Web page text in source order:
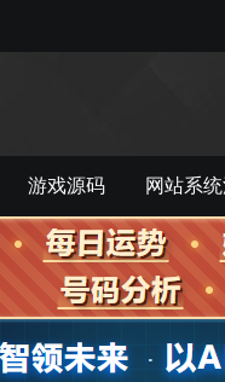
游戏源码 网站系